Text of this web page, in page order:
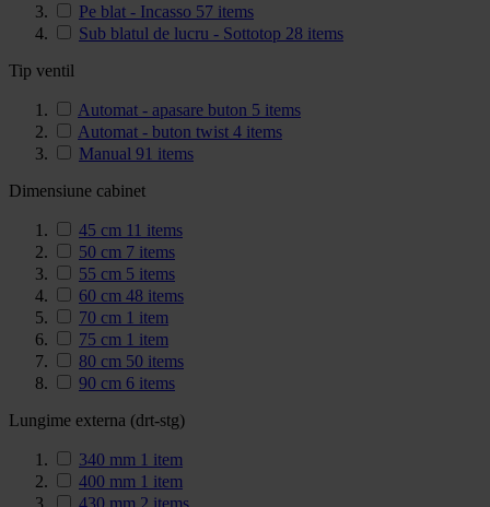
Pe blat - Incasso 57 items
Sub blatul de lucru - Sottotop 28 items
Tip ventil
Automat - apasare buton 5 items
Automat - buton twist 4 items
Manual 91 items
Dimensiune cabinet
45 cm 11 items
50 cm 7 items
55 cm 5 items
60 cm 48 items
70 cm 1 item
75 cm 1 item
80 cm 50 items
90 cm 6 items
Lungime externa (drt-stg)
340 mm 1 item
400 mm 1 item
430 mm 2 items